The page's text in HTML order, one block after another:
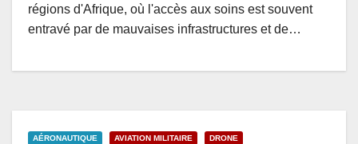
régions d'Afrique, où l'accès aux soins est souvent
entravé par de mauvaises infrastructures et de…
AÉRONAUTIQUE AVIATION MILITAIRE DRONE